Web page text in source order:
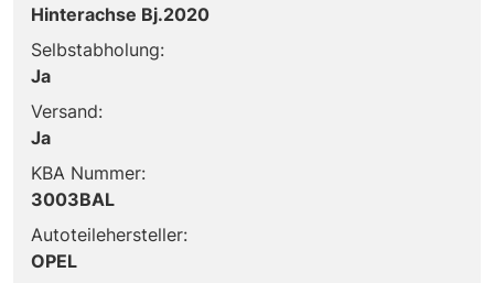
Hinterachse Bj.2020
Selbstabholung:
Ja
Versand:
Ja
KBA Nummer:
3003BAL
Autoteilehersteller:
OPEL